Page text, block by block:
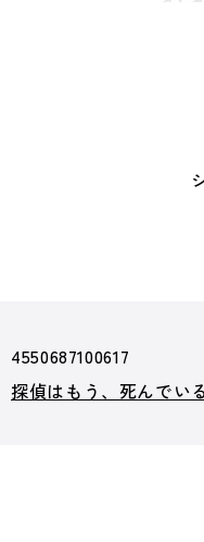
4550687100617
探偵はもう、死んでいる